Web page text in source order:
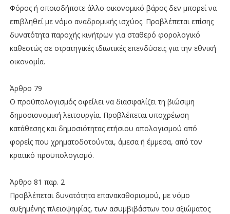
Φόρος ή οποιοδήποτε άλλο οικονομικό βάρος δεν μπορεί να
επιβληθεί με νόμο αναδρομικής ισχύος. Προβλέπεται επίσης
δυνατότητα παροχής κινήτρων για σταθερό φορολογικό
καθεστώς σε στρατηγικές ιδιωτικές επενδύσεις για την εθνική
οικονομία.
Άρθρο 79
Ο προϋπολογισμός οφείλει να διασφαλίζει τη βιώσιμη
δημοσιονομική λειτουργία. Προβλέπεται υποχρέωση
κατάθεσης και δημοσιότητας ετήσιου απολογισμού από
φορείς που χρηματοδοτούνται, άμεσα ή έμμεσα, από τον
κρατικό προϋπολογισμό.
Άρθρο 81 παρ. 2
Προβλέπεται δυνατότητα επανακαθορισμού, με νόμο
αυξημένης πλειοψηφίας, των ασυμβιβάστων του αξιώματος